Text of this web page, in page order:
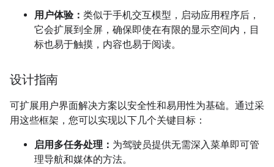
用户体验： 类似于手机交互模型，启动应用程序后，
它会扩展到全屏，确保即使在有限的显示空间内，目
标也易于触摸，内容也易于阅读。
设计指南
可扩展用户界面解决方案以安全性和易用性为基础。通过采
用这些框架，您可以实现以下几个关键目标：
启用多任务处理： 为驾驶员提供无需深入菜单即可管
理导航和媒体的方法。